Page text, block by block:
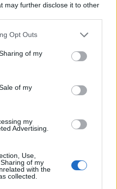
may further disclose it to other
Opt Outs
of my
of my
my
Advertising.
Use,
of my
with the
collected.
ΚΑΘΑΡΟΣ
ΚΑΘΑΡΟΣ